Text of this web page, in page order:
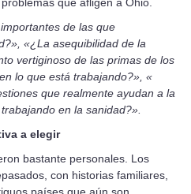
que afligen a Ohio.
de las que
«¿La asequibilidad de la
vertiginoso de las primas de los
lo que está trabajando?», «
que realmente ayudan a la
en la sanidad?».
a elegir
bastante personales. Los
con historias familiares,